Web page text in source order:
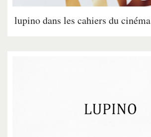
lupino dans les cahiers du cinéma